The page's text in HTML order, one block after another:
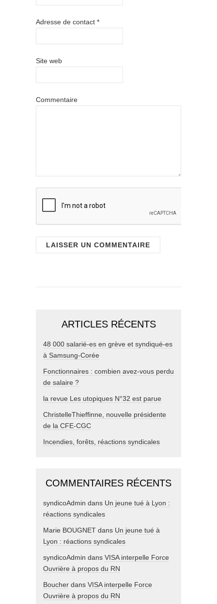
Adresse de contact *
Site web
Commentaire
ARTICLES RÉCENTS
48 000 salarié-es en grève et syndiqué-es
à Samsung-Corée
Fonctionnaires : combien avez-vous perdu
de salaire ?
la revue Les utopiques N°32 est parue
ChristelleThieffinne, nouvelle présidente
de la CFE-CGC
Incendies, forêts, réactions syndicales
COMMENTAIRES RÉCENTS
syndicoAdmin dans Un jeune tué à Lyon :
réactions syndicales
Marie BOUGNET dans Un jeune tué à
Lyon : réactions syndicales
syndicoAdmin dans VISA interpelle Force
Ouvrière à propos du RN
Boucher dans VISA interpelle Force
Ouvrière à propos du RN